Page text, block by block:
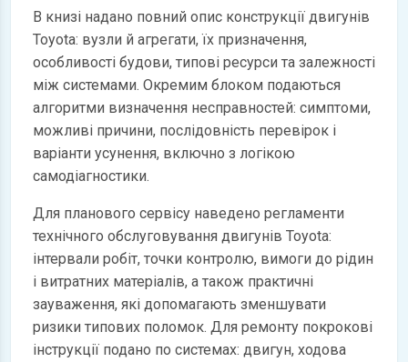
В книзі надано повний опис конструкції двигунів
Toyota: вузли й агрегати, їх призначення,
особливості будови, типові ресурси та залежності
між системами. Окремим блоком подаються
алгоритми визначення несправностей: симптоми,
можливі причини, послідовність перевірок і
варіанти усунення, включно з логікою
самодіагностики.
Для планового сервісу наведено регламенти
технічного обслуговування двигунів Toyota:
інтервали робіт, точки контролю, вимоги до рідин
і витратних матеріалів, а також практичні
зауваження, які допомагають зменшувати
ризики типових поломок. Для ремонту покрокові
інструкції подано по системах: двигун, ходова